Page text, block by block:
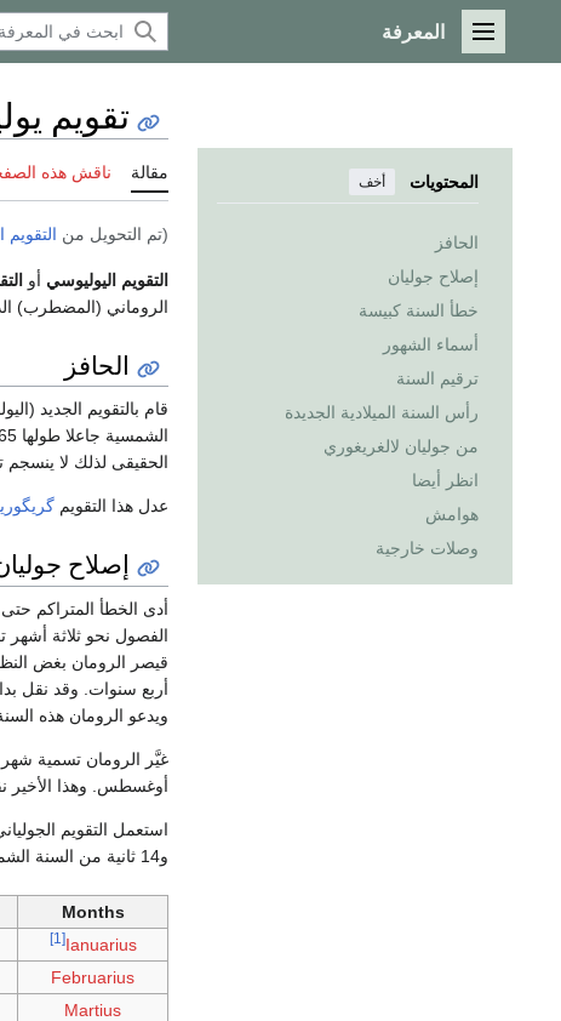
القائمة الرئيسية
المعرفة
المحتويات أخف
الحافز
إصلاح جوليان
خطأ السنة كبيسة
أسماء الشهور
ترقيم السنة
رأس السنة الميلادية الجديدة
من جوليان لالغريغوري
انظر أيضا
هوامش
وصلات خارجية
تقويم
مقالة ناقش هذه
(تم التحويل من التقويم
التقويم اليوليوسي أو
الروماني (المضطرب)
الحافز
قام بالتقويم الجديد
الشمسية جاعلا طولها 365 يوماوربع حيث تكون 365 يوما كل
الحقيقى لذلك لا
عدل هذا التقويم
إصلاح
أدى الخطأ المتراكم
ويدعو الرومان هذه
غيَّر الرومان تسمية
أوغسطس. وهذا الأخير
و14 ثانية من السنة الشمسية. وقد أدى هذا الفرق إلى تغير تدريجي في تواريخ بداية الفصول. فقد حدث الاعتدال الربيعي عام 1580م في 11 مارس.
Months
Ianuarius
[1]
Februarius
Martius